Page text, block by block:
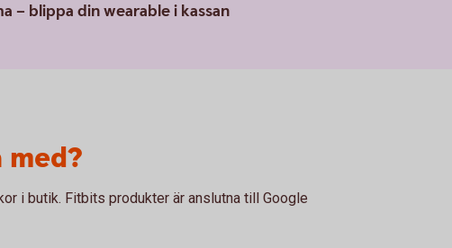
– blippa din wearable i kassan
med?
i butik. Fitbits produkter är anslutna till Google